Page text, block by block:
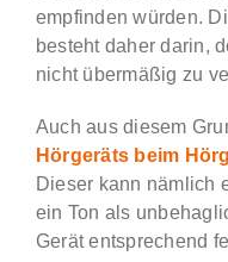
empfinden würden.
besteht daher darin,
nicht übermäßig zu
Auch aus diesem
Hörgeräts beim
Dieser kann nämlich
ein Ton als
Gerät entsprechend